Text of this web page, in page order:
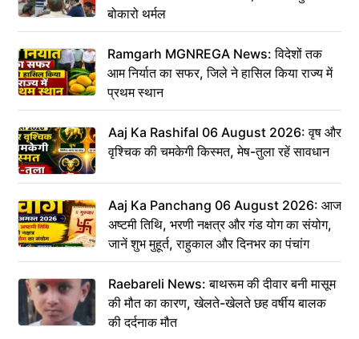
बोकारो थर्मल
Ramgarh MGNREGA News: विदेशों तक
आम निर्यात का सफर, जिले ने हासिल किया राज्य में
प्रथम स्थान
Aaj Ka Rashifal 06 August 2026: वृष और
वृश्चिक की चमकेगी किस्मत, मेष-तुला रहें सावधान
Aaj Ka Panchang 06 August 2026: आज
अष्टमी तिथि, भरणी नक्षत्र और गंड योग का संयोग,
जानें शुभ मुहूर्त, राहुकाल और दिनभर का पंचांग
Raebareli News: बाथरूम की दीवार बनी मासूम
की मौत का कारण, खेलते-खेलते छह वर्षीय बालक
की दर्दनाक मौत